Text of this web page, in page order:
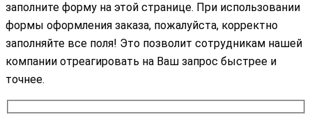
заполните форму на этой странице. При использовании
формы оформления заказа, пожалуйста, корректно
заполняйте все поля! Это позволит сотрудникам нашей
компании отреагировать на Ваш запрос быстрее и
точнее.